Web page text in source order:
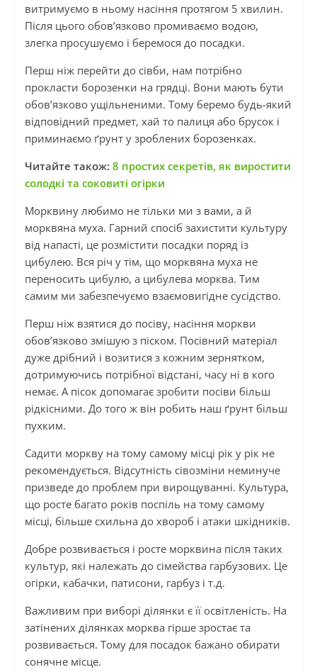
витримуємо в ньому насіння протягом 5 хвилин.
Після цього обов’язково промиваємо водою,
злегка просушуємо і беремося до посадки.
Перш ніж перейти до сівби, нам потрібно
прокласти борозенки на грядці. Вони мають бути
обов’язково ущільненими. Тому беремо будь-який
відповідний предмет, хай то палиця або брусок і
приминаємо ґрунт у зроблених борозенках.
Читайте також: 8 простих секретів, як виростити
солодкі та соковиті огірки
Морквину любимо не тільки ми з вами, а й
морквяна муха. Гарний спосіб захистити культуру
від напасті, це розмістити посадки поряд із
цибулею. Вся річ у тім, що морквяна муха не
переносить цибулю, а цибулева морква. Тим
самим ми забезпечуємо взаємовигідне сусідство.
Перш ніж взятися до посіву, насіння моркви
обов’язково змішую з піском. Посівний матеріал
дуже дрібний і возитися з кожним зернятком,
дотримуючись потрібної відстані, часу ні в кого
немає. А пісок допомагає зробити посіви більш
рідкісними. До того ж він робить наш ґрунт більш
пухким.
Садити моркву на тому самому місці рік у рік не
рекомендується. Відсутність сівозміни неминуче
призведе до проблем при вирощуванні. Культура,
що росте багато років поспіль на тому самому
місці, більше схильна до хвороб і атаки шкідників.
Добре розвивається і росте морквина після таких
культур, які належать до сімейства гарбузових. Це
огірки, кабачки, патисони, гарбуз і т.д.
Важливим при виборі ділянки є її освітленість. На
затінених ділянках морква гірше зростає та
розвивається. Тому для посадок бажано обирати
сонячне місце.